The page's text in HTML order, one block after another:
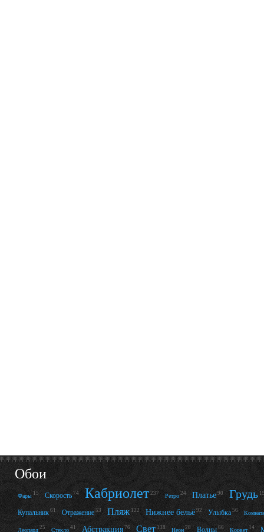
Обои
Фары 15 Скорость 74 Кабриолет 237 Ретро 24 Платье 90 Грудь
Купальник 61 Отражение 53 Пляж 122 Нижнее бельё 92 Улыбка 56 Комната
Леопард 25 Стекло 41 Абстракция 76 Свет 138 Неон 28 Волны 66 Корвет 14